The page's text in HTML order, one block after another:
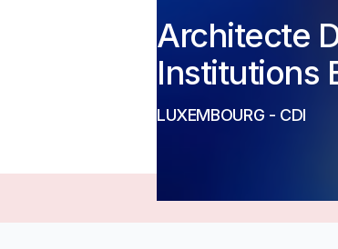
Architecte
Institutions
LUXEMBOURG - CDI